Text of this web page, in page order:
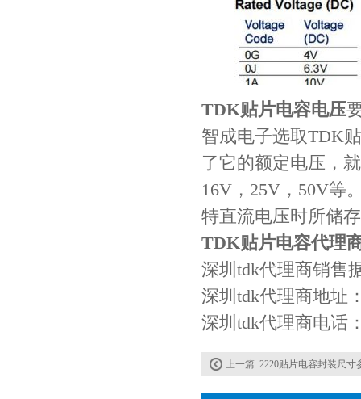
TDK贴片电容电压
智成电子选取TDK
了它的额定电压，
16V，25V，50V等
特直流电压时所储
TDK贴片电容代理
深圳tdk代理商销售
深圳tdk代理商地址
深圳tdk代理商电话
上一篇: 2220贴片电容封装尺寸